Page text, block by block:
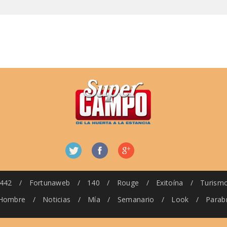
442 / Fortunaweb / 140 / Rouge / Exitoína /
/ Noticias / Mía / Semanario / Look /